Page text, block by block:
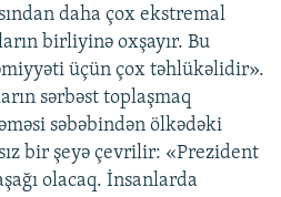
daha çox ekstremal
birliyinə oxşayır. Bu
üçün çox təhlükəlidir».
sərbəst toplaşmaq
səbəbindən ölkədəki
bir şeyə çevrilir: «Prezident
olacaq. İnsanlarda